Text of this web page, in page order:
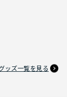
ッズ一覧を見る